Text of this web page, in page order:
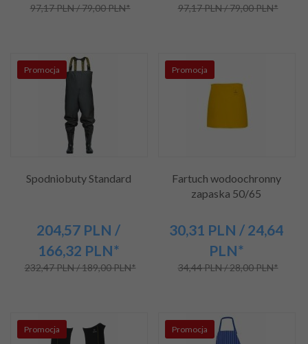
97,17 PLN / 79,00 PLN* 97,17 PLN / 79,00 PLN*
Promocja
Spodniobuty Standard
204,57 PLN /
166,32 PLN*
232,47 PLN / 189,00 PLN*
Promocja
Fartuch wodoochronny
zapaska 50/65
30,31 PLN / 24,64
PLN*
34,44 PLN / 28,00 PLN*
Promocja Promocja